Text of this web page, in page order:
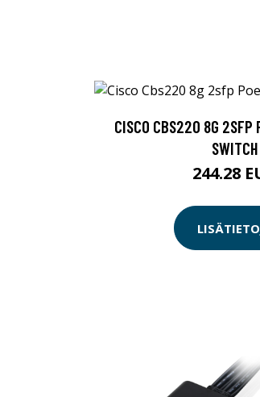
CISCO CBS220 8G 2SFP
SWITCH
244.28